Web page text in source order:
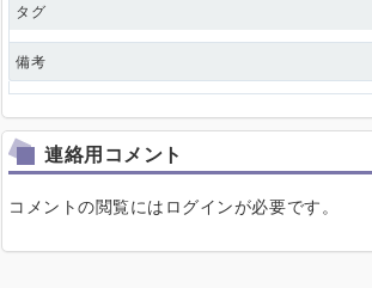
タグ
備考
連絡用コメント
コメントの閲覧にはログインが必要です。